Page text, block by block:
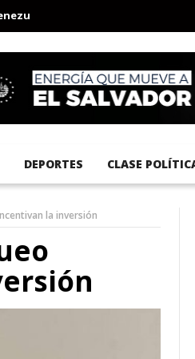
Aeropuerto Internacional
DEPORTES CLASE
la inversión